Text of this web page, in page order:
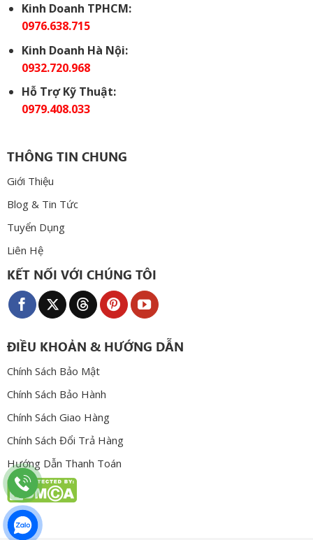
Kinh Doanh TPHCM:
0976.638.715
Kinh Doanh Hà Nội:
0932.720.968
Hỗ Trợ Kỹ Thuật:
0979.408.033
THÔNG TIN CHUNG
Giới Thiệu
Blog & Tin Tức
Tuyển Dụng
Liên Hệ
KẾT NỐI VỚI CHÚNG TÔI
ĐIỀU KHOẢN & HƯỚNG DẪN
Chính Sách Bảo Mật
Chính Sách Bảo Hành
Chính Sách Giao Hàng
Chính Sách Đổi Trả Hàng
Hướng Dẫn Thanh Toán